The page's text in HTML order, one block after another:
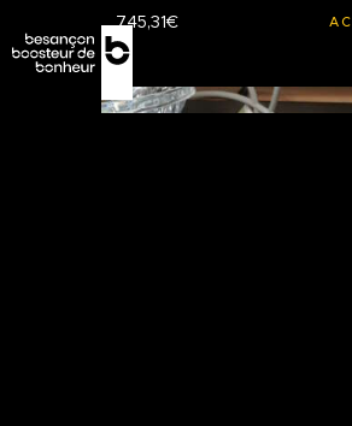
745,31€